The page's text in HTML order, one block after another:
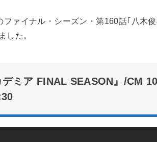
ァイナル・シーズン・第160話｢八木
した。
デミア FINAL SEASON』/CM